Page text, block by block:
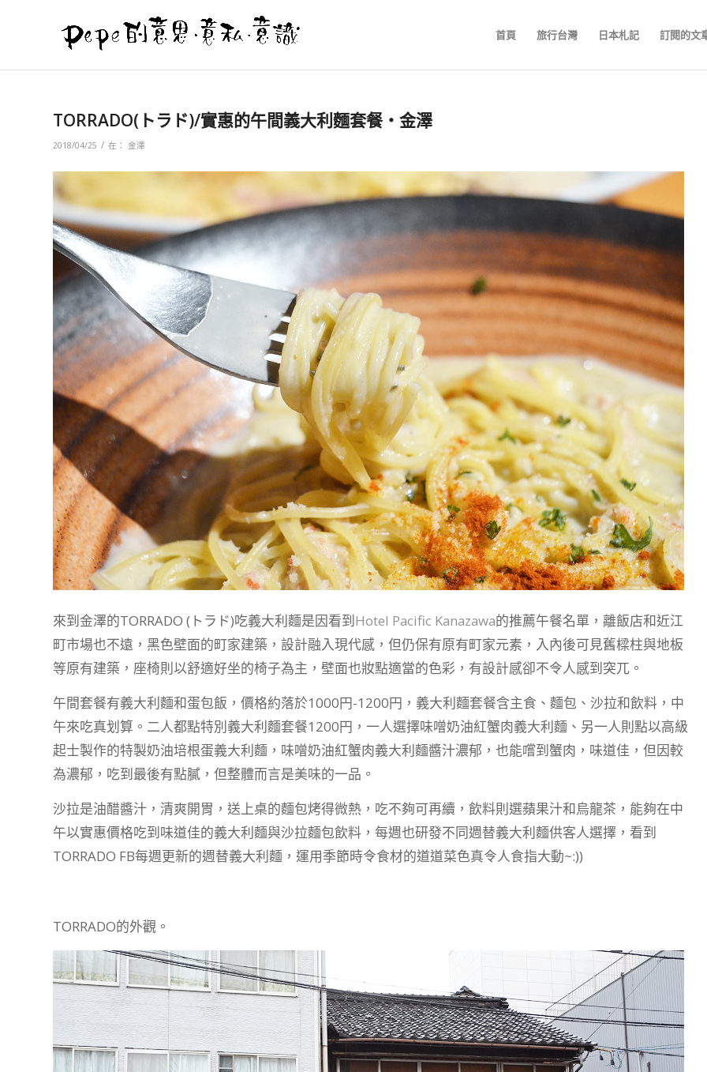
首頁 旅行台灣 日本札記 訂閱的文
TORRADO(トラド)/實惠的午間義大利麵套餐‧金澤
2018/04/25 / 在： 金澤
來到金澤的TORRADO (トラド)吃義大利麵是因看到Hotel Pacific Kanazawa的推薦午餐名單，離飯店和近江
町市場也不遠，黑色壁面的町家建築，設計融入現代感，但仍保有原有町家元素，入內後可見舊樑柱與地板
等原有建築，座椅則以舒適好坐的椅子為主，壁面也妝點適當的色彩，有設計感卻不令人感到突兀。
午間套餐有義大利麵和蛋包飯，價格約落於1000円-1200円，義大利麵套餐含主食、麵包、沙拉和飲料，中
午來吃真划算。二人都點特別義大利麵套餐1200円，一人選擇味噌奶油紅蟹肉義大利麵、另一人則點以高級
起士製作的特製奶油培根蛋義大利麵，味噌奶油紅蟹肉義大利麵醬汁濃郁，也能嚐到蟹肉，味道佳，但因較
為濃郁，吃到最後有點膩，但整體而言是美味的一品。
沙拉是油醋醬汁，清爽開胃，送上桌的麵包烤得微熱，吃不夠可再續，飲料則選蘋果汁和烏龍茶，能夠在中
午以實惠價格吃到味道佳的義大利麵與沙拉麵包飲料，每週也研發不同週替義大利麵供客人選擇，看到
TORRADO FB每週更新的週替義大利麵，運用季節時令食材的道道菜色真令人食指大動~:))
TORRADO的外觀。